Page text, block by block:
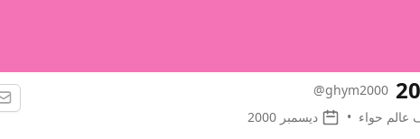
@ghym2000
حواء • ديسمبر 2000